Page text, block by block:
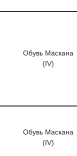
Обувь Маскана
(IV)
Обувь Маскана
(IV)